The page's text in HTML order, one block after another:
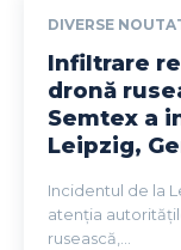
DIVERSE
Infiltrare
dronă
Semtex a
Leipzig,
Incidentul de la
atenția
rusească,...